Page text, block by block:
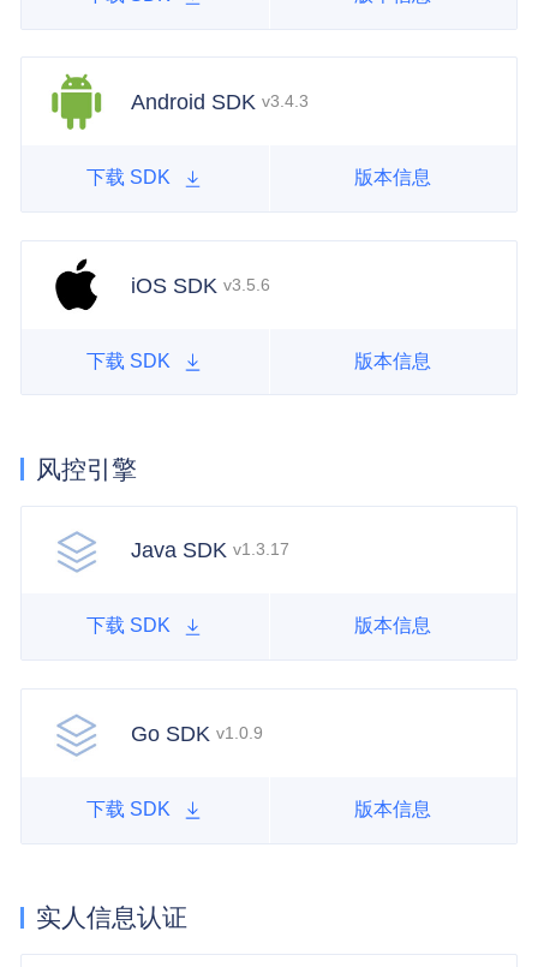
Android SDK v3.4.3
下载 SDK 版本信息
iOS SDK v3.5.6
下载 SDK 版本信息
风控引擎
Java SDK v1.3.17
下载 SDK 版本信息
Go SDK v1.0.9
下载 SDK 版本信息
实人信息认证